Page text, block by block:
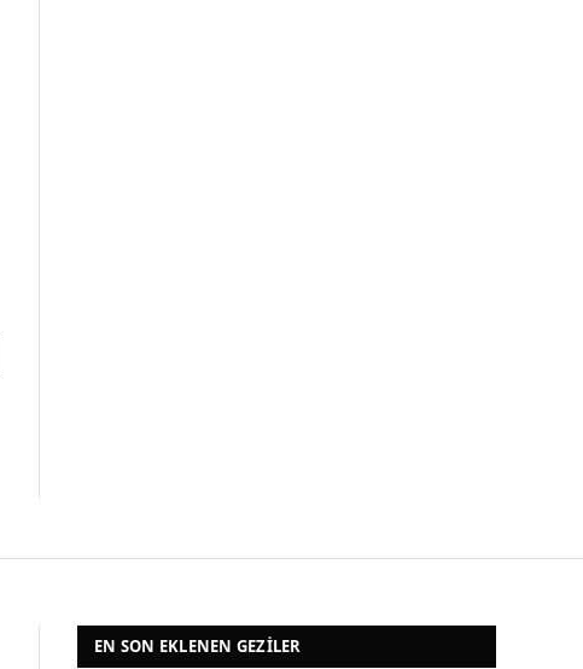
EN SON EKLENEN GEZILER